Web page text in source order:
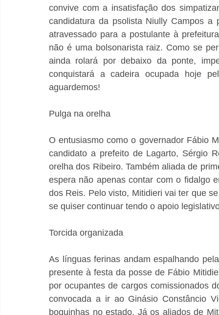
convive com a insatisfação dos
candidatura da psolista Niully Campos a
atravessado para a postulante à
não é uma bolsonarista raiz. Como se
ainda rolará por debaixo da ponte,
conquistará a cadeira ocupada hoje
aguardemos!
Pulga na orelha
O entusiasmo como o governador Fábio
candidato a prefeito de Lagarto, Sérgio
orelha dos Ribeiro. Também aliada de
espera não apenas contar com o fidalgo
dos Reis. Pelo visto, Mitidieri vai ter que
se quiser continuar tendo o apoio
Torcida organizada
As línguas ferinas andam espalhando
presente à festa da posse de Fábio
por ocupantes de cargos comissionados
convocada a ir ao Ginásio Constâncio
boquinhas no estado. Já os aliados de